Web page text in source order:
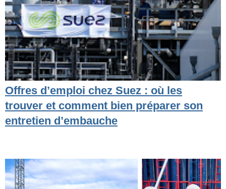
Offres d’emploi chez Suez : où les
trouver et comment bien préparer son
entretien d’embauche